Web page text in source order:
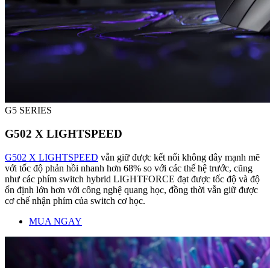
G5 SERIES
G502 X LIGHTSPEED
G502 X LIGHTSPEED vẫn giữ được kết nối không dây mạnh mẽ
với tốc độ phản hồi nhanh hơn 68% so với các thế hệ trước, cũng
như các phím switch hybrid LIGHTFORCE đạt được tốc độ và độ
ổn định lớn hơn với công nghệ quang học, đồng thời vẫn giữ được
cơ chế nhận phím của switch cơ học.
MUA NGAY